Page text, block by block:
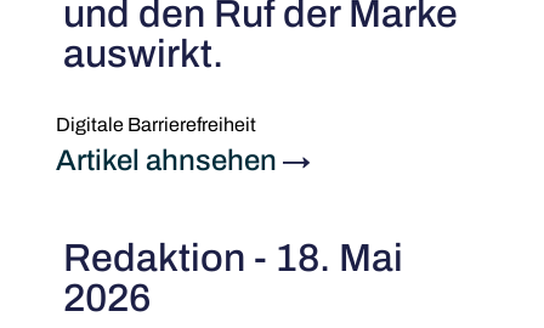
und den Ruf der Marke
auswirkt.
Digitale Barrierefreiheit
Artikel ahnsehen →
Redaktion - 18. Mai
2026